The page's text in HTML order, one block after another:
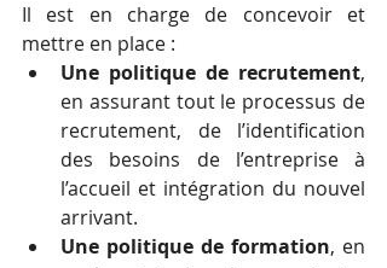
Il est en charge de concevoir et
mettre en place :
Une politique de recrutement,
en assurant tout le processus de
recrutement, de l’identification
des besoins de l’entreprise à
l’accueil et intégration du nouvel
arrivant.
Une politique de formation, en